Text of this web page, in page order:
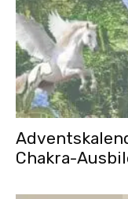
Chakra-